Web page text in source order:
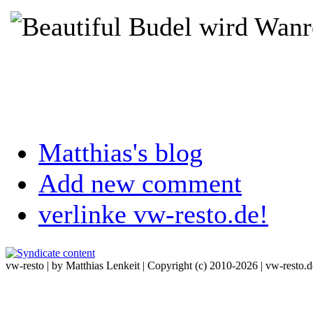
Matthias's blog
Add new comment
verlinke vw-resto.de!
vw-resto | by Matthias Lenkeit | Copyright (c) 2010-2026 | vw-